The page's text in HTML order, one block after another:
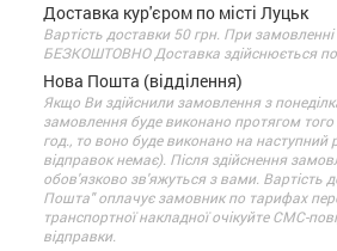
Доставка кур'єром по місті Луцьк
Вартість доставки 50 грн. При
БЕЗКОШТОВНО Доставка здійснюється по
Нова Пошта (відділення)
Якщо Ви здійснили замовлення з
замовлення буде виконано протягом
год., то воно буде виконано на наступний
відправок немає). Після здійснення
обов'язково зв'яжуться з вами. Вартість
Пошта" оплачує замовник по тарифах
транспортної накладної очікуйте СМС-
відправки.